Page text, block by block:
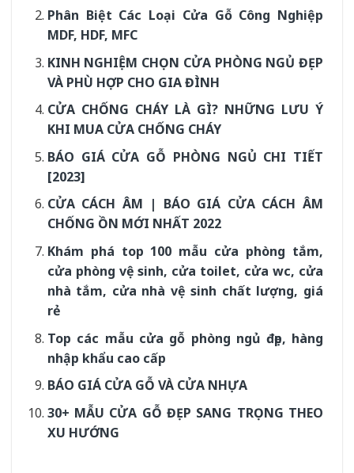
Phân Biệt Các Loại Cửa Gỗ Công Nghiệp
MDF, HDF, MFC
KINH NGHIỆM CHỌN CỬA PHÒNG NGỦ ĐẸP
VÀ PHÙ HỢP CHO GIA ĐÌNH
CỬA CHỐNG CHÁY LÀ GÌ? NHỮNG LƯU Ý
KHI MUA CỬA CHỐNG CHÁY
BÁO GIÁ CỬA GỖ PHÒNG NGỦ CHI TIẾT
[2023]
CỬA CÁCH ÂM | BÁO GIÁ CỬA CÁCH ÂM
CHỐNG ỒN MỚI NHẤT 2022
Khám phá top 100 mẫu cửa phòng tắm,
cửa phòng vệ sinh, cửa toilet, cửa wc, cửa
nhà tắm, cửa nhà vệ sinh chất lượng, giá
rẻ
Top các mẫu cửa gỗ phòng ngủ đẹp, hàng
nhập khẩu cao cấp
BÁO GIÁ CỬA GỖ VÀ CỬA NHỰA
30+ MẪU CỬA GỖ ĐẸP SANG TRỌNG THEO
XU HƯỚNG